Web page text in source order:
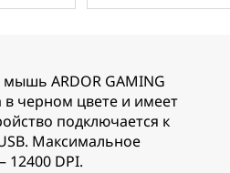
ARDOR GAMING
в черном цвете и имеет
подключается к
Максимальное
12400 DPI.